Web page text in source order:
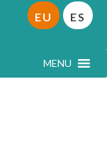
MENU
EU ES